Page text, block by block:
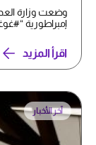
وضعت وزارة
إمبراطورية
اقرأ المزيد
آخر الأخبار